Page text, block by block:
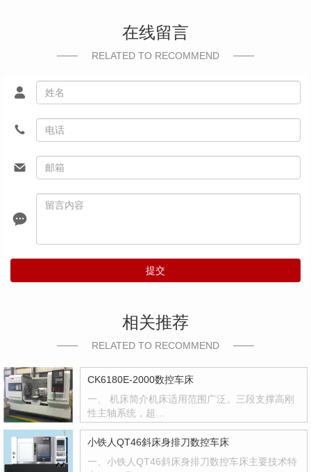
在线留言
RELATED TO RECOMMEND
提交
相关推荐
RELATED TO RECOMMEND
CK6180E-2000数控车床
一、 机床简介机床适用范围广泛。三段支撑高刚
性主轴系统，超…
小铁人QT46斜床身排刀数控车床
一、小铁人QT46斜床身排刀数控车床主要技术特